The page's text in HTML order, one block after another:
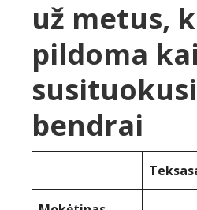
už metus,
pildoma
bendrai